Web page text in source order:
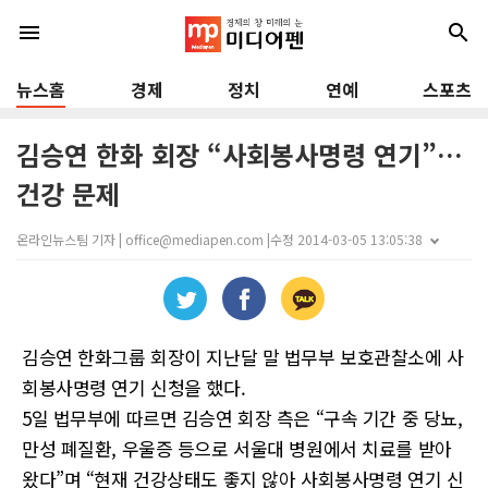
menu search
뉴스홈 경제 정치 연예 스포츠
김승연 한화 회장 “사회봉사명령 연기”…
건강 문제
온라인뉴스팀 기자 | office@mediapen.com |수정 2014-03-05 13:05:38
김승연 한화그룹 회장이 지난달 말 법무부 보호관찰소에 사
회봉사명령 연기 신청을 했다.
5일 법무부에 따르면 김승연 회장 측은 “구속 기간 중 당뇨,
만성 폐질환, 우울증 등으로 서울대 병원에서 치료를 받아
왔다”며 “현재 건강상태도 좋지 않아 사회봉사명령 연기 신